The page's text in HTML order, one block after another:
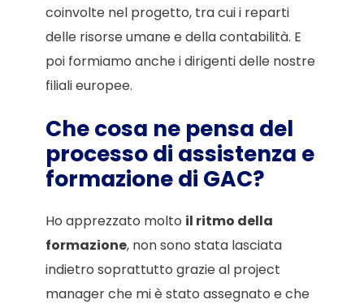
coinvolte nel progetto, tra cui i reparti
delle risorse umane e della contabilità. E
poi formiamo anche i dirigenti delle nostre
filiali europee.
Che cosa ne pensa del
processo di assistenza e
formazione di GAC?
Ho apprezzato molto il ritmo della
formazione, non sono stata lasciata
indietro soprattutto grazie al project
manager che mi è stato assegnato e che